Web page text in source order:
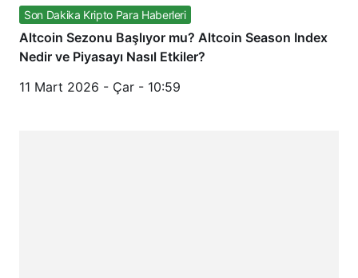
Son Dakika Kripto Para Haberleri
Altcoin Sezonu Başlıyor mu? Altcoin Season Index
Nedir ve Piyasayı Nasıl Etkiler?
11 Mart 2026 - Çar - 10:59